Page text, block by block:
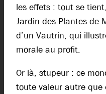
les effets : tout se
Jardin des Plantes de
d’un Vautrin, qui
morale au profit.
Or là, stupeur : ce
toute valeur autre que